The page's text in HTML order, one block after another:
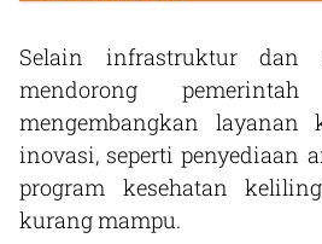
Selain infrastruktur dan
mendorong
mengembangkan layanan
inovasi, seperti penyediaan
program kesehatan
kurang mampu.